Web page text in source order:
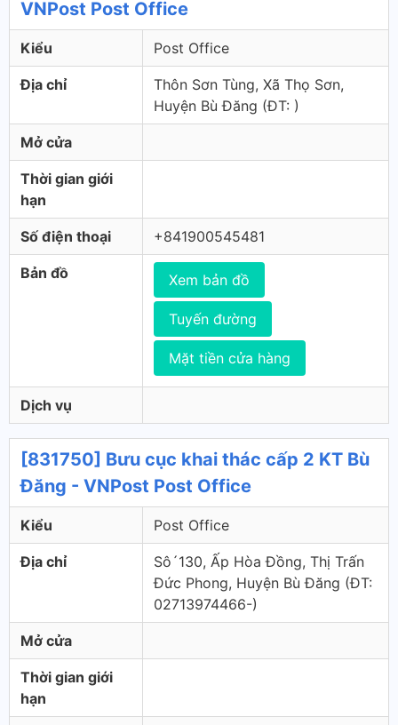
VNPost Post Office
Kiểu Post Office
Địa chỉ
Thôn Sơn Tùng, Xã Thọ Sơn,
Huyện Bù Đăng (ÐT: )
Mở cửa
Thời gian giới
hạn
Số điện thoại +841900545481
Bản đồ Xem bản đồ
Tuyến đường
Mặt tiền cửa hàng
Dịch vụ
[831750] Bưu cục khai thác cấp 2 KT Bù
Đăng - VNPost Post Office
Kiểu Post Office
Địa chỉ
Sô´130, Ấp Hòa Đồng, Thị Trấn
Đức Phong, Huyện Bù Đăng (ÐT:
02713974466-)
Mở cửa
Thời gian giới
hạn